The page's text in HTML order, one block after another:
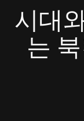
시대
는